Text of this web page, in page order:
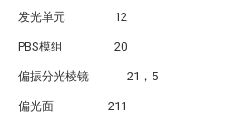
发光单元 12
PBS模组 20
偏振分光棱镜 21，5
偏光面 211